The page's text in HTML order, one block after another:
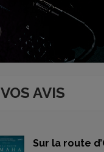
VOS AVIS
Sur la route